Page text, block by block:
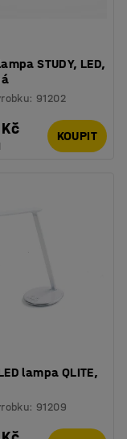
STUDY, LED,
: 91202
KOUPIT
lampa QLITE,
: 91209